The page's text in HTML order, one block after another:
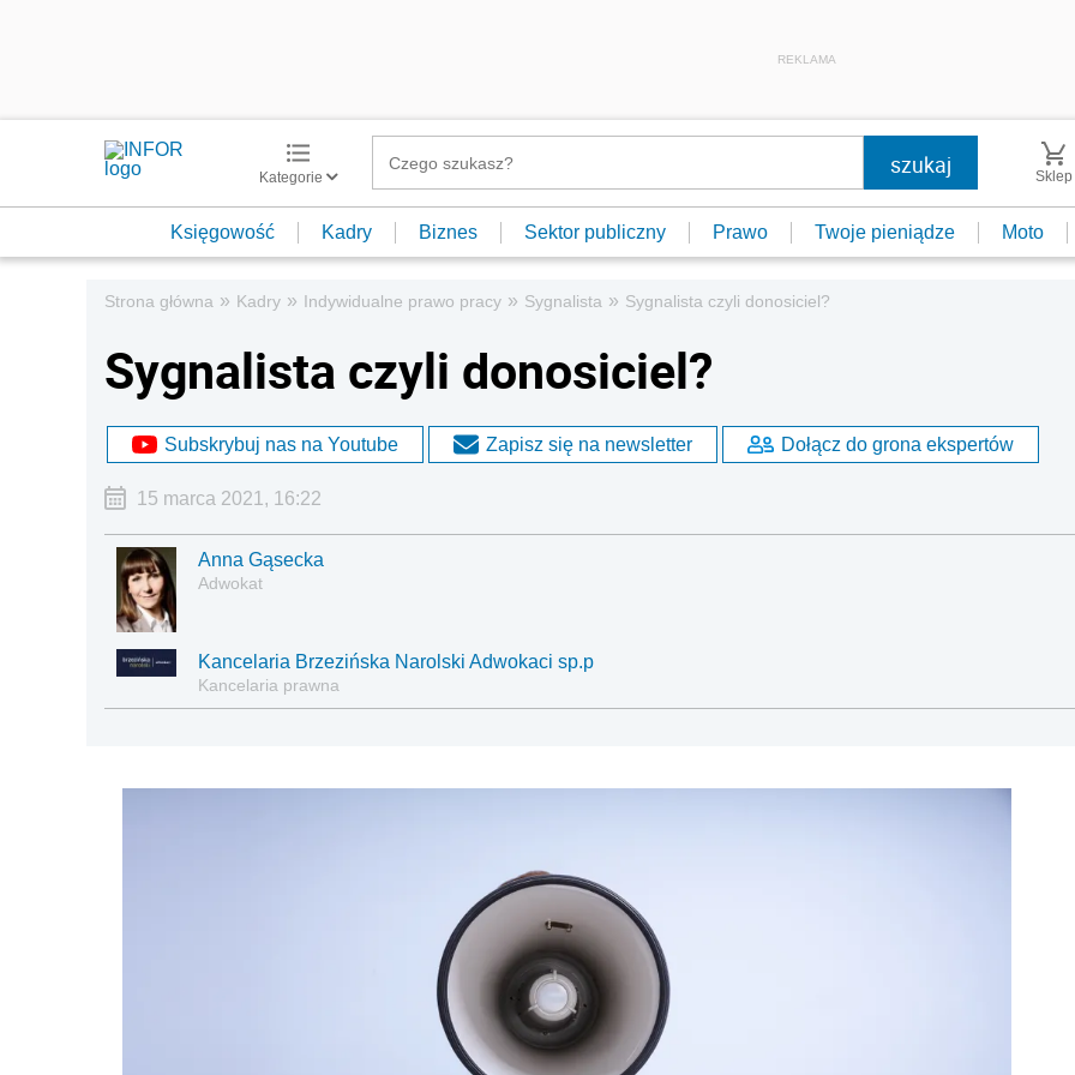
REKLAMA
Kategorie Sklep
Księgowość Kadry Biznes Sektor publiczny Prawo Twoje pieniądze Moto
Strona główna » Kadry » Indywidualne prawo pracy » Sygnalista » Sygnalista czyli donosiciel?
Sygnalista czyli donosiciel?
Subskrybuj nas na Youtube Zapisz się na newsletter Dołącz do grona ekspertów
15 marca 2021, 16:22
Anna Gąsecka
Adwokat
Kancelaria Brzezińska Narolski Adwokaci sp.p
Kancelaria prawna